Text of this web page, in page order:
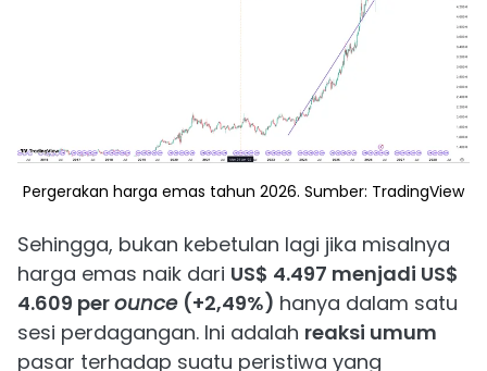
Pergerakan harga emas tahun 2026. Sumber: TradingView
Sehingga, bukan kebetulan lagi jika misalnya
harga emas naik dari US$ 4.497 menjadi US$
4.609 perounce (+2,49%) hanya dalam satu
sesi perdagangan. Ini adalah reaksi umum
pasar terhadap suatu peristiwa yang